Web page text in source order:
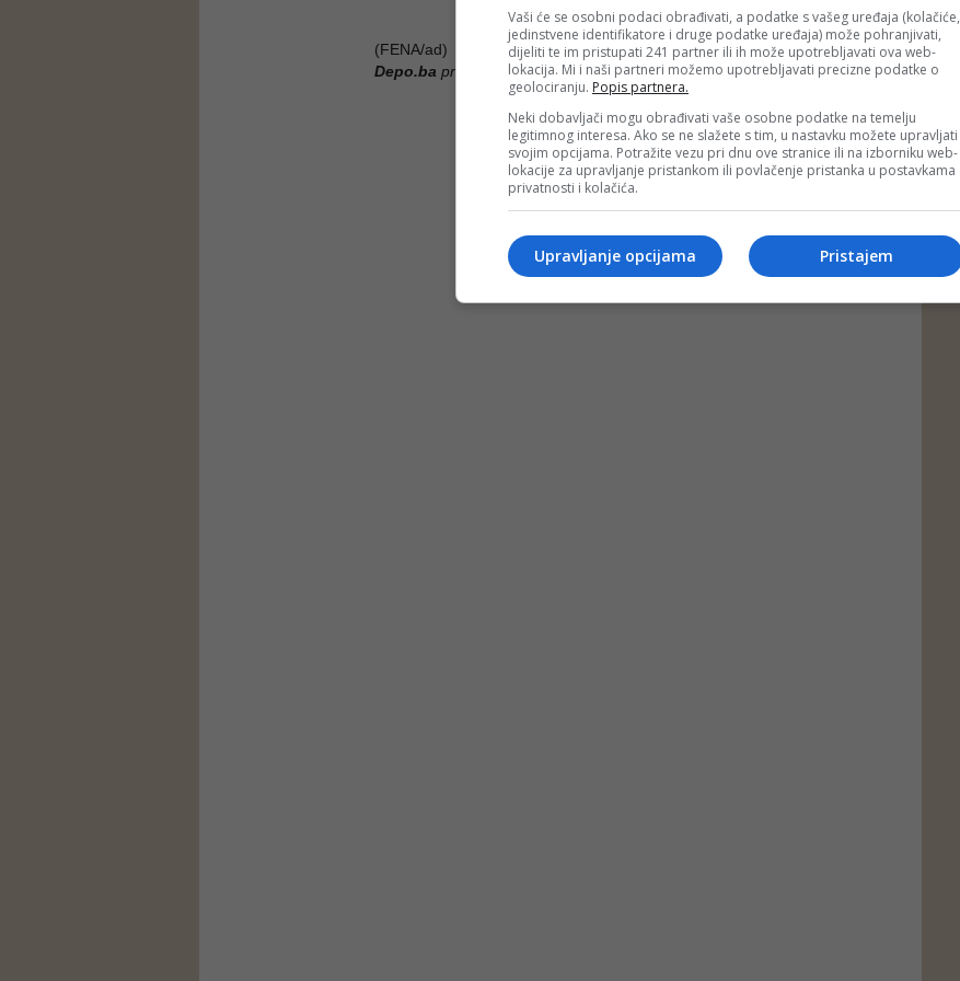
(FENA/ad)
Depo.ba pratite putem društvenih mrežaTwitteriFacebook
Vaši će se osobni podaci obrađivati, a podatke s vašeg uređaja (kolačiće,
jedinstvene identifikatore i druge podatke uređaja) može pohranjivati,
dijeliti te im pristupati 241 partner ili ih može upotrebljavati ova web-
lokacija. Mi i naši partneri možemo upotrebljavati precizne podatke o
geolociranju. Popis partnera.
Neki dobavljači mogu obrađivati vaše osobne podatke na temelju
legitimnog interesa. Ako se ne slažete s tim, u nastavku možete upravljati
svojim opcijama. Potražite vezu pri dnu ove stranice ili na izborniku web-
lokacije za upravljanje pristankom ili povlačenje pristanka u postavkama
privatnosti i kolačića.
Pristajem
Upravljanje opcijama